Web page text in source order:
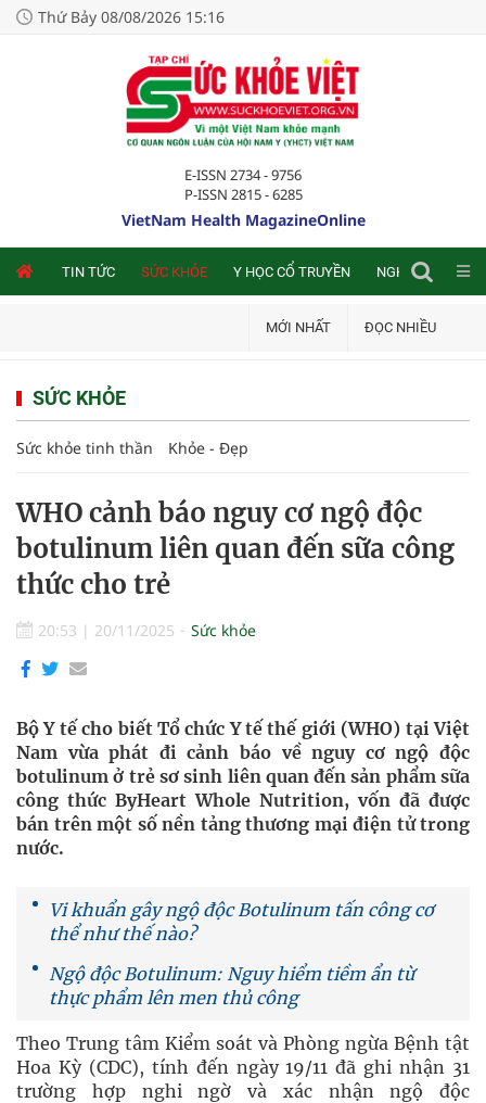
Thứ Bảy 08/08/2026 15:16
E-ISSN 2734 - 9756
P-ISSN 2815 - 6285
VietNam Health MagazineOnline
TIN TỨC SỨC KHỎE Y HỌC CỔ TRUYỀN NGHIÊN CỨU
MỚI NHẤT ĐỌC NHIỀU
SỨC KHỎE
Sức khỏe tinh thần Khỏe - Đẹp
WHO cảnh báo nguy cơ ngộ độc
botulinum liên quan đến sữa công
thức cho trẻ
20:53 | 20/11/2025 Sức khỏe
Bộ Y tế cho biết Tổ chức Y tế thế giới (WHO) tại Việt
Nam vừa phát đi cảnh báo về nguy cơ ngộ độc
botulinum ở trẻ sơ sinh liên quan đến sản phẩm sữa
công thức ByHeart Whole Nutrition, vốn đã được
bán trên một số nền tảng thương mại điện tử trong
nước.
Vi khuẩn gây ngộ độc Botulinum tấn công cơ
thể như thế nào?
Ngộ độc Botulinum: Nguy hiểm tiềm ẩn từ
thực phẩm lên men thủ công
Theo Trung tâm Kiểm soát và Phòng ngừa Bệnh tật
Hoa Kỳ (CDC), tính đến ngày 19/11 đã ghi nhận 31
trường hợp nghi ngờ và xác nhận ngộ độc